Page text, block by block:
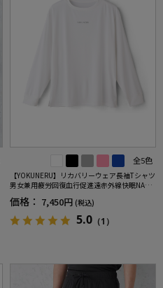
全5色
【YOKUNERU】リカバリーウェア長袖Tシャツ
男女兼用疲労回復血行促進遠赤外線快眠NANO
MIX(R)【一般医療機器】SS～LLサイズ
価格： 7,450円 (税込)
5.0 （1）